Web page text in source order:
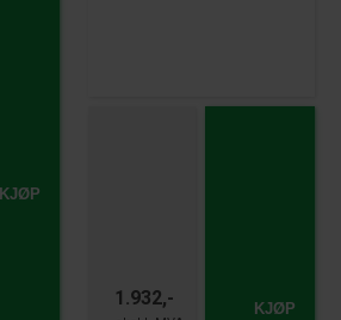
KJØP
1.932,- KJØP